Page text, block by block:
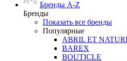
Бренды A-Z
Бренды
Показать все бренды
Популярные
ABRIL ET
BAREX
BOUTICLE